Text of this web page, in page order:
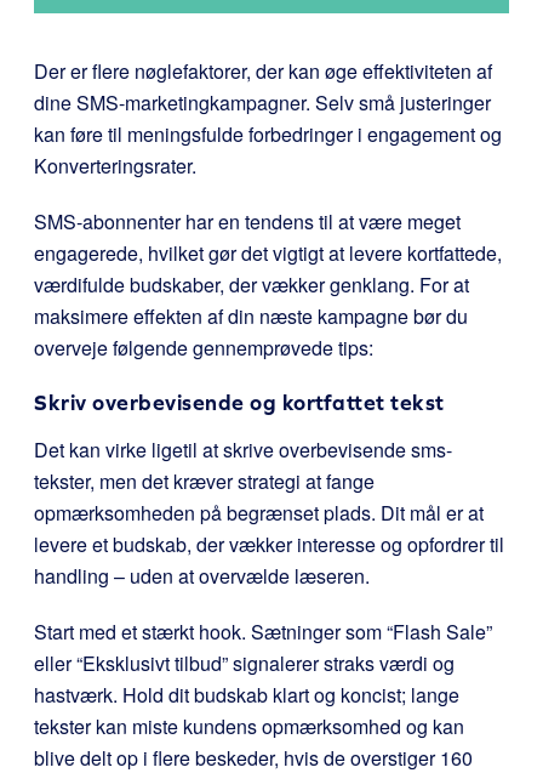
Der er flere nøglefaktorer, der kan øge effektiviteten af
dine SMS-marketingkampagner. Selv små justeringer
kan føre til meningsfulde forbedringer i engagement og
Konverteringsrater.
SMS-abonnenter har en tendens til at være meget
engagerede, hvilket gør det vigtigt at levere kortfattede,
værdifulde budskaber, der vækker genklang. For at
maksimere effekten af din næste kampagne bør du
overveje følgende gennemprøvede tips:
Skriv overbevisende og kortfattet tekst
Det kan virke ligetil at skrive overbevisende sms-
tekster, men det kræver strategi at fange
opmærksomheden på begrænset plads. Dit mål er at
levere et budskab, der vækker interesse og opfordrer til
handling – uden at overvælde læseren.
Start med et stærkt hook. Sætninger som “Flash Sale”
eller “Eksklusivt tilbud” signalerer straks værdi og
hastværk. Hold dit budskab klart og koncist; lange
tekster kan miste kundens opmærksomhed og kan
blive delt op i flere beskeder, hvis de overstiger 160